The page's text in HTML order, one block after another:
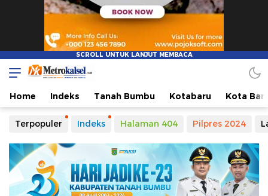
Metro Kalsel
Media Online Terkini, Faktual dan Mendidik
Home Indeks Tanah Bumbu Kotabaru Kota
Terpopuler Indeks Halaman 404 Pilpres 2024